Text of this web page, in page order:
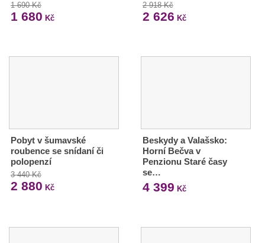
1 690 Kč
1 680 Kč
2 918 Kč
2 626 Kč
Pobyt v šumavské
roubence se snídaní či
polopenzí
3 440 Kč
2 880 Kč
Beskydy a Valašsko:
Horní Bečva v
Penzionu Staré časy
se…
4 399 Kč